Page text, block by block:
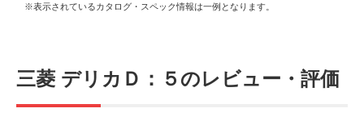
※表示されているカタログ・スペック情報は一例となります。
三菱 デリカＤ：５のレビュー・評価